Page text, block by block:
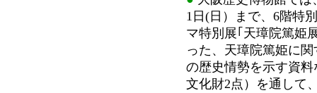
1日(日）まで、6階特
マ特別展｢天璋院篤姫
った、天璋院篤姫に
の歴史情勢を示す資
文化財2点）を通して